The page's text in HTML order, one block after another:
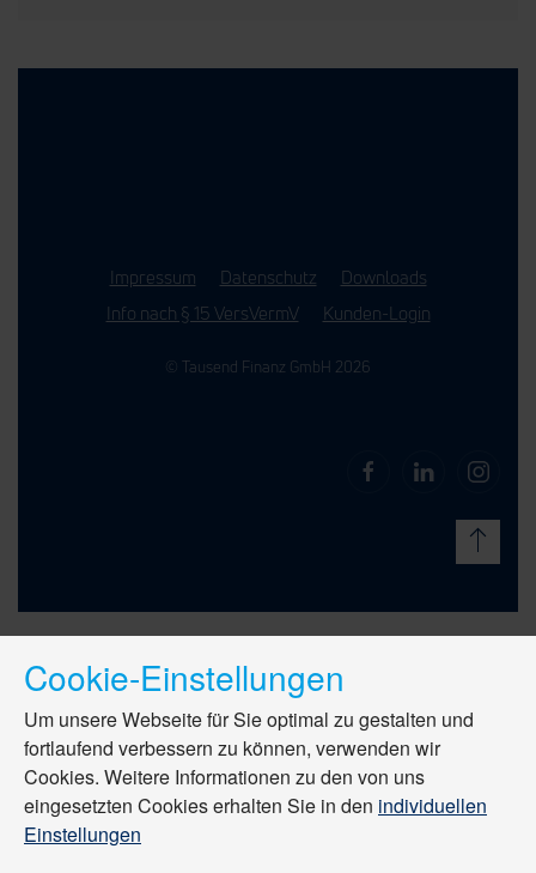
Impressum Datenschutz
Downloads
Info nach § 15 VersVermV
Kunden-Login
© Tausend Finanz GmbH 2026
Cookie-Einstellungen
Um unsere Webseite für Sie optimal zu gestalten und
fortlaufend verbessern zu können, verwenden wir
Cookies. Weitere Informationen zu den von uns
eingesetzten Cookies erhalten Sie in den individuellen
Einstellungen